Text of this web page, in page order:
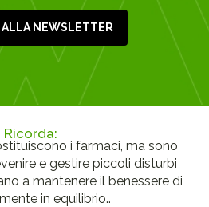
ALLA NEWSLETTER
Ricorda:
i farmaci, ma sono
e gestire piccoli disturbi
a mantenere il benessere di
in equilibrio..